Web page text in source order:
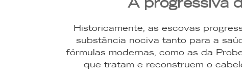
Historicamente, as escovas
substância nociva tanto para a
fórmulas modernas, como as da
que tratam e reconstruem o